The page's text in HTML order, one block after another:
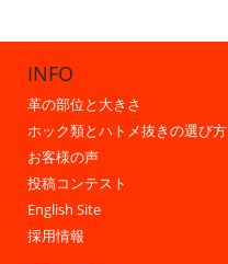
INFO
革の部位と大きさ
ホック類とハトメ抜きの選び方
お客様の声
投稿コンテスト
English Site
採用情報